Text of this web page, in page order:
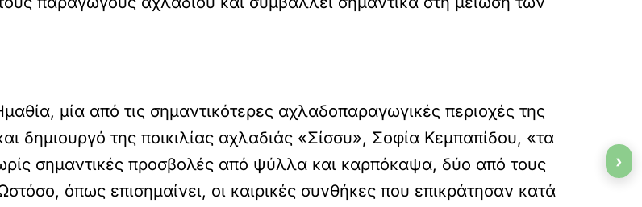
μία από τις σημαντικότερες αχλαδοπαραγωγικές περιοχές της
της ποικιλίας αχλαδιάς «Σίσσυ», Σοφία Κεμπαπίδου, «τα
σημαντικές προσβολές από ψύλλα και καρπόκαψα, δύο από τους
όπως επισημαίνει, οι καιρικές συνθήκες που επικράτησαν κατά
›